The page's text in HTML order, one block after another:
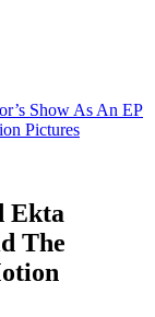
Show As An EP
Pictures
Ekta
The